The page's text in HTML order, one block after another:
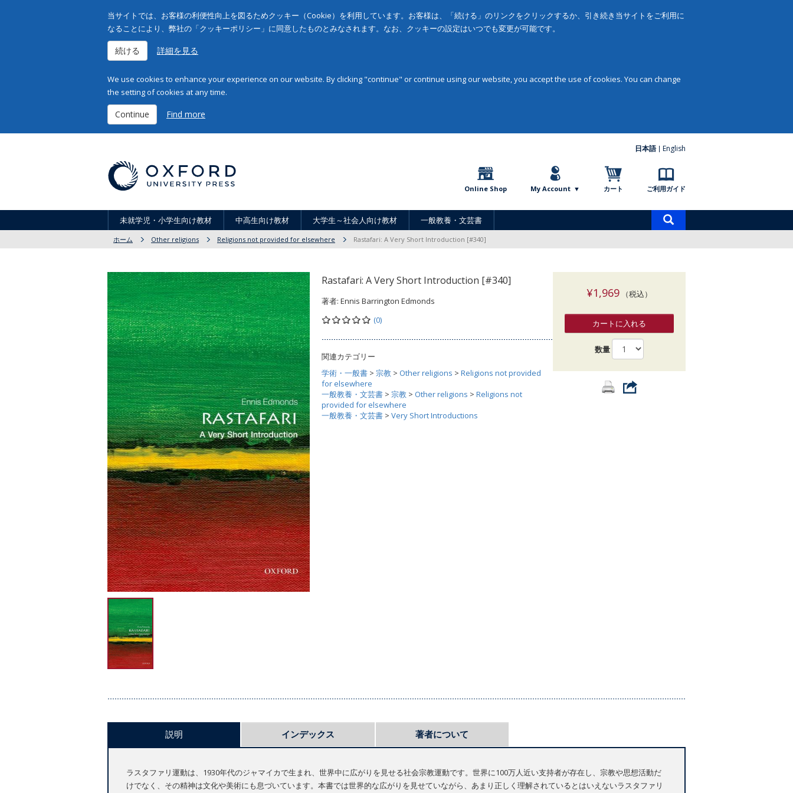
当サイトでは、お客様の利便性向上を図るためクッキー（Cookie）を利用しています。お客様は、「続ける」のリンクをクリックするか、引き続き当サイトをご利用に
なることにより、弊社の「クッキーポリシー」に同意したものとみなされます。なお、クッキーの設定はいつでも変更が可能です。
続ける 詳細を見る
We use cookies to enhance your experience on our website. By clicking "continue" or continue using our website, you accept the use of cookies. You can change
the setting of cookies at any time.
Continue Find more
日本語 English
Online Shop My Account カート ご利用ガイド
未就学児・小学生向け教材 中高生向け教材 大学生～社会人向け教材 一般教養・文芸書
索
ホーム Other religions Religions not provided for elsewhere Rastafari: A Very Short Introduction [#340]
Rastafari: A Very Short Introduction [#340]
著者: Ennis Barrington Edmonds
(0)
関連カテゴリー
学術・一般書 > 宗教 > Other religions > Religions not provided
for elsewhere
一般教養・文芸書 > 宗教 > Other religions > Religions not
provided for elsewhere
一般教養・文芸書 > Very Short Introductions
¥1,969（税込）
カートに入れる
数量
説明 インデックス 著者について
ラスタファリ運動は、1930年代のジャマイカで生まれ、世界中に広がりを見せる社会宗教運動です。世界に100万人近い支持者が存在し、宗教や思想活動だ
けでなく、その精神は文化や美術にも息づいています。本書では世界的な広がりを見せていながら、あまり正しく理解されているとはいえないラスタファリ